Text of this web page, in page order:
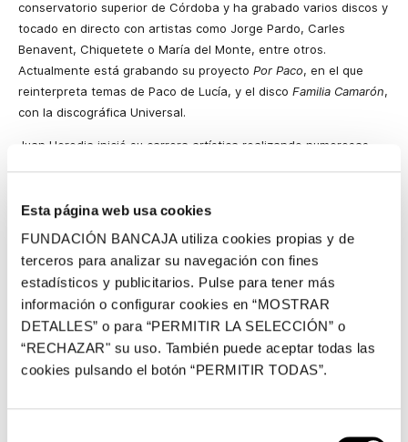
Esta página web usa cookies
FUNDACIÓN BANCAJA utiliza cookies propias y de
terceros para analizar su navegación con fines
estadísticos y publicitarios. Pulse para tener más
información o configurar cookies en “MOSTRAR
DETALLES” o para “PERMITIR LA SELECCIÓN” o
“RECHAZAR" su uso. También puede aceptar todas las
cookies pulsando el botón “PERMITIR TODAS”.
conservatorio superior de Córdoba y ha grabado varios discos y
tocado en directo con artistas como Jorge Pardo, Carles
Benavent, Chiquetete o María del Monte, entre otros.
Actualmente está grabando su proyecto Por Paco, en el que
reinterpreta temas de Paco de Lucía, y el disco Familia Camarón,
con la discográfica Universal.
Juan Heredia inició su carrera artística realizando numerosas
Chambao, realizando giras nacionales e internacionales y
compartiendo escenario con artistas como Juanes, Ricky Martín,
Niña Pastori, Pastora Soler, David de María o Antonio Carmona,
entre otros. Ha intervenido en la grabación de más de un
centenar de discos entre los que destacaCon Otro Aire
Chambao, con el que estuvo nominado a los premios Grammy.
El trompetista Vicente Campos ha actuado como solista con las
principales orquestas y grupos del panorama musical español y
agrupaciones de cámara. Ha sido solista del Grup Instrumental,